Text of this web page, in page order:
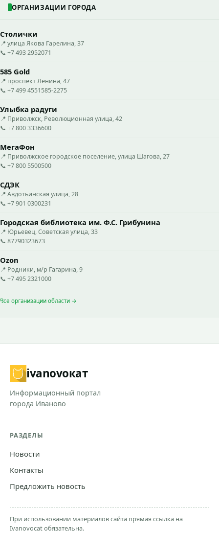
ОРГАНИЗАЦИИ ГОРОДА
Столички
📍 улица Якова Гарелина, 37
📞 +7 493 2952071
585 Gold
📍 проспект Ленина, 47
📞 +7 499 4551585-2275
Улыбка радуги
📍 Приволжск, Революционная улица, 42
📞 +7 800 3336600
МегаФон
📍 Приволжское городское поселение, улица Шагова, 27
📞 +7 800 5500500
СДЭК
📍 Авдотьинская улица, 28
📞 +7 901 0300231
Городская библиотека им. Ф.С. Грибунина
📍 Юрьевец, Советская улица, 33
📞 87790323673
Ozon
📍 Родники, м/р Гагарина, 9
📞 +7 495 2321000
Все организации области →
ivanovoкат
Информационный портал
города Иваново
РАЗДЕЛЫ
Новости
Контакты
Предложить новость
При использовании материалов сайта прямая ссылка на
Ivanovocat обязательна.